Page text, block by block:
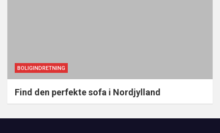
BOLIGINDRETNING
Find den perfekte sofa i Nordjylland